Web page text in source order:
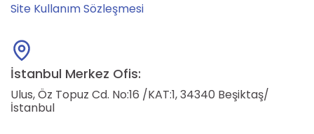
Site Kullanım Sözleşmesi
İstanbul Merkez Ofis:
Ulus, Öz Topuz Cd. No:16 /KAT:1, 34340 Beşiktaş/
İstanbul